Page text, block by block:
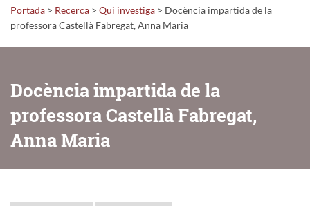
Portada > Recerca > Qui investiga > Docència impartida de la
professora Castellà Fabregat, Anna Maria
Docència impartida de la
professora Castellà Fabregat,
Anna Maria